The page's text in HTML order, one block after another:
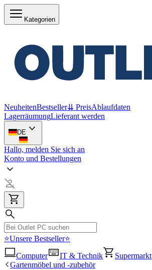
Kategorien
NeuheitenBestseller⇊ PreisAblaufdaten
LagerräumungLieferant werden
DE
Hallo, melden Sie sich an
Konto und Bestellungen
⭐Unsere Bestseller⭐
Computer
IT & Technik Supermarkt
Gartenmöbel und -zubehör